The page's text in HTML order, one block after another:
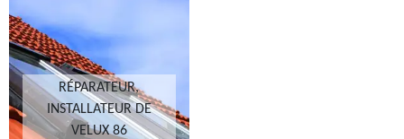
RÉPARATEUR,
INSTALLATEUR DE
VELUX 86